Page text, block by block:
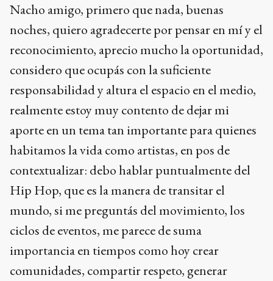
Nacho amigo, primero que nada, buenas
noches, quiero agradecerte por pensar en mí y el
reconocimiento, aprecio mucho la oportunidad,
considero que ocupás con la suficiente
responsabilidad y altura el espacio en el medio,
realmente estoy muy contento de dejar mi
aporte en un tema tan importante para quienes
habitamos la vida como artistas, en pos de
contextualizar: debo hablar puntualmente del
Hip Hop, que es la manera de transitar el
mundo, si me preguntás del movimiento, los
ciclos de eventos, me parece de suma
importancia en tiempos como hoy crear
comunidades, compartir respeto, generar